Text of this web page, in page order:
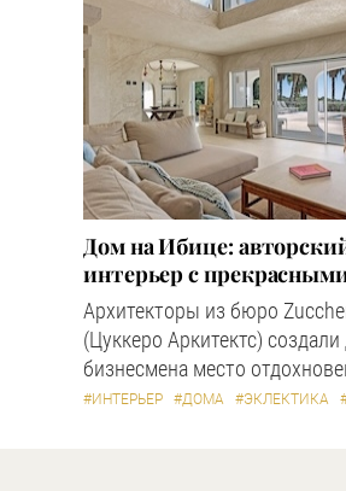
Дом на Ибице:
интерьер с
Архитекторы из бюро
(Цуккеро Аркитектс) создали
бизнесмена место
#ИНТЕРЬЕР #ДОМА #ЭКЛЕКТИКА